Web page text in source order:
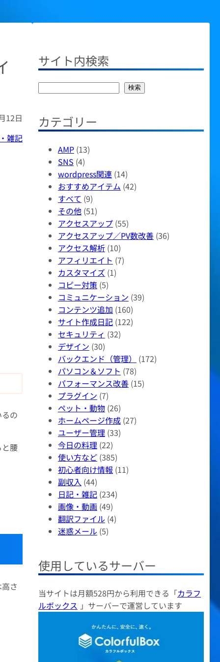
12日
雑記
の
腰
さ
サイト内検索
検索
カテゴリー
AMP(13)
SNS (4)
wordpress関連 (14)
おすすめアイテム (42)
すべて (9)
その他(51)
アクセスアップ(55)
アクセスアップ／PV数改善(36)
アクセス解析(10)
アフィリエイト (7)
カスタマイズ (1)
コピー対策(5)
コミュニケーション (39)
コンテンツ追加 (160)
サイト作成日記(122)
セキュリティ (32)
デザイン (30)
バックエンド（管理）
(172)
パソコン＆ソフト (78)
パフォーマンス改善(15)
プラグイン (7)
ペット・動物(26)
ホームページ作成(27)
ユーザー管理(33)
今日の料理(22)
使い方など(385)
初心者向け情報 (11)
副収入 (44)
日記・雑記(234)
画像・動画 (49)
翻訳ファイル (4)
迷惑メール (5)
使用しているサーバー
当サイトは月額528円から利用できる「カラフ
ルボックス 」サーバーで運営しています